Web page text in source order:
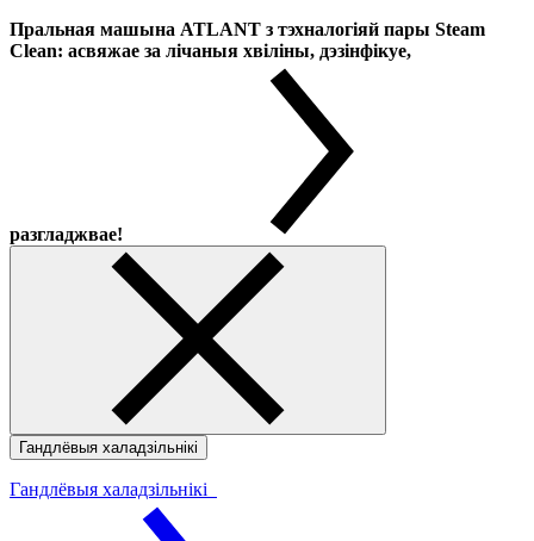
Пральная машына ATLANT з тэхналогіяй пары Steam
Clean: асвяжае за лічаныя хвіліны, дэзінфікуе,
разгладжвае!
Гандлёвыя халадзільнікі
Гандлёвыя халадзільнікі